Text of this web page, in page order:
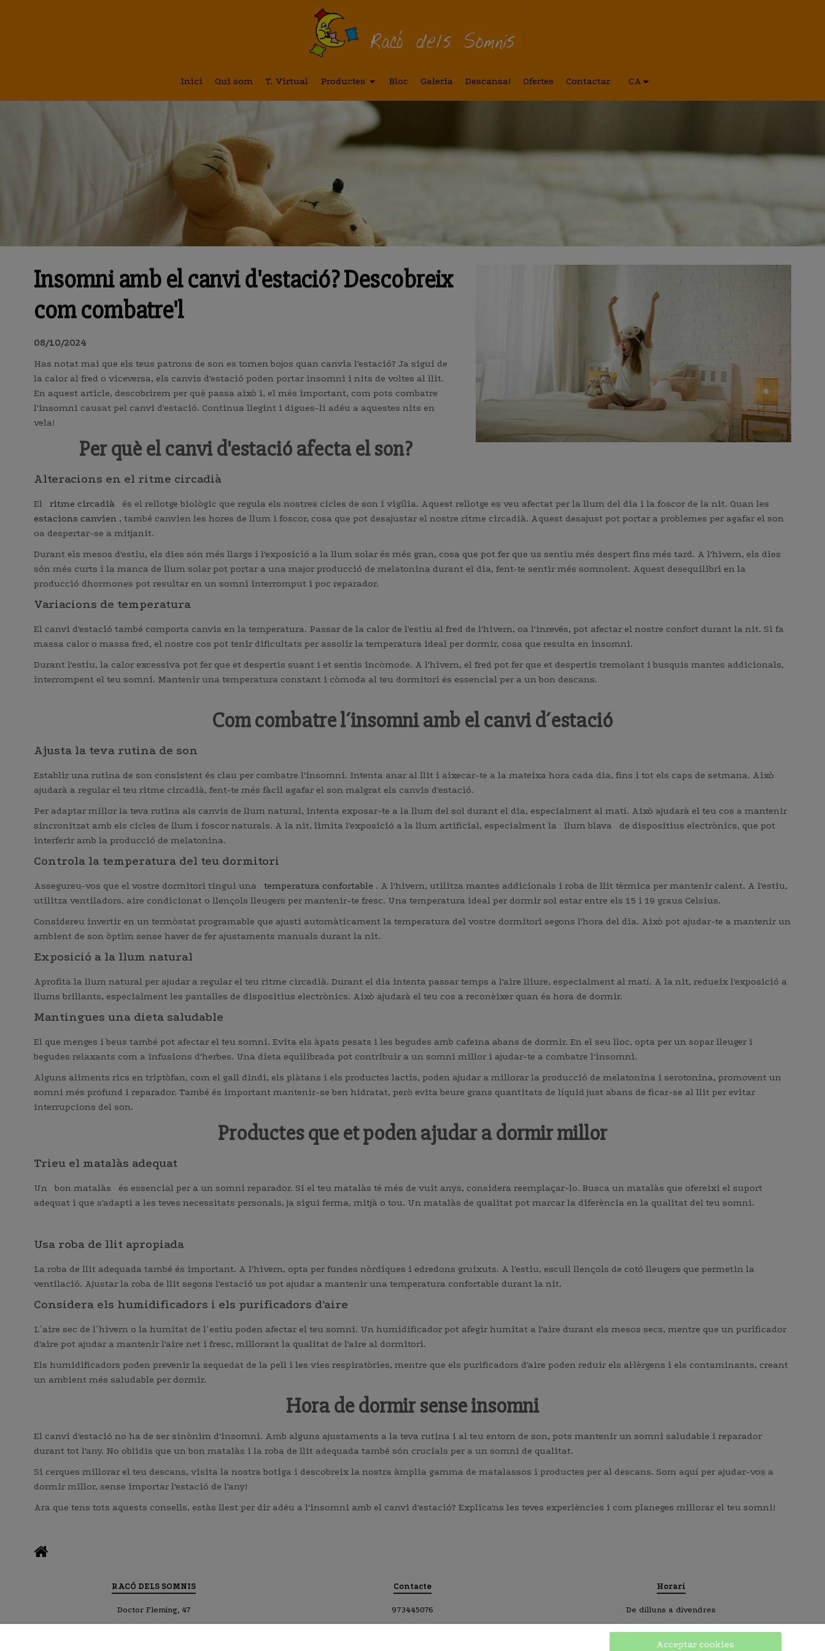
Inici Qui som T. Virtual Productes Bloc Galeria Descansa! Ofertes Contactar CA
Insomni amb el canvi d'estació? Descobreix
com combatre'l
08/10/2024
Has notat mai que els teus patrons de son es tornen bojos quan canvia l'estació? Ja sigui de
la calor al fred o viceversa, els canvis d'estació poden portar insomni i nits de voltes al llit.
En aquest article, descobrirem per què passa això i, el més important, com pots combatre
l'insomni causat pel canvi d'estació. Continua llegint i digues-li adéu a aquestes nits en
vela!
Per què el canvi d'estació afecta el son?
Alteracions en el ritme circadià
El ritme circadià
és el rellotge biològic que regula els nostres cicles de son i vigília. Aquest rellotge es veu afectat per la llum del dia i la foscor de la nit. Quan les
estacions canvien , també canvien les hores de llum i foscor, cosa que pot desajustar el nostre ritme circadià. Aquest desajust pot portar a problemes per agafar el son
oa despertar-se a mitjanit.
Durant els mesos d'estiu, els dies són més llargs i l'exposició a la llum solar és més gran, cosa que pot fer que us sentiu més despert fins més tard. A l'hivern, els dies
són més curts i la manca de llum solar pot portar a una major producció de melatonina durant el dia, fent-te sentir més somnolent. Aquest desequilibri en la
producció dhormones pot resultar en un somni interromput i poc reparador.
Variacions de temperatura
El canvi d'estació també comporta canvis en la temperatura. Passar de la calor de l'estiu al fred de l'hivern, oa l'inrevés, pot afectar el nostre confort durant la nit. Si fa
massa calor o massa fred, el nostre cos pot tenir dificultats per assolir la temperatura ideal per dormir, cosa que resulta en insomni.
Durant l'estiu, la calor excessiva pot fer que et despertis suant i et sentis incòmode. A l'hivern, el fred pot fer que et despertis tremolant i busquis mantes addicionals,
interrompent el teu somni. Mantenir una temperatura constant i còmoda al teu dormitori és essencial per a un bon descans.
Com combatre l´insomni amb el canvi d´estació
Ajusta la teva rutina de son
Establir una rutina de son consistent és clau per combatre l'insomni. Intenta anar al llit i aixecar-te a la mateixa hora cada dia, fins i tot els caps de setmana. Això
ajudarà a regular el teu ritme circadià, fent-te més fàcil agafar el son malgrat els canvis d'estació.
Per adaptar millor la teva rutina als canvis de llum natural, intenta exposar-te a la llum del sol durant el dia, especialment al matí. Això ajudarà el teu cos a mantenir
sincronitzat amb els cicles de llum i foscor naturals. A la nit, limita l'exposició a la llum artificial, especialment la
llum blava
de dispositius electrònics, que pot
interferir amb la producció de melatonina.
Controla la temperatura del teu dormitori
Assegureu-vos que el vostre dormitori tingui una temperatura confortable . A l'hivern, utilitza mantes addicionals i roba de llit tèrmica per mantenir calent. A l'estiu,
utilitza ventiladors, aire condicionat o llençols lleugers per mantenir-te fresc. Una temperatura ideal per dormir sol estar entre els 15 i 19 graus Celsius.
Considereu invertir en un termòstat programable que ajusti automàticament la temperatura del vostre dormitori segons l'hora del dia. Això pot ajudar-te a mantenir un
ambient de son òptim sense haver de fer ajustaments manuals durant la nit.
Exposició a la llum natural
Aprofita la llum natural per ajudar a regular el teu ritme circadià. Durant el dia intenta passar temps a l'aire lliure, especialment al matí. A la nit, redueix l'exposició a
llums brillants, especialment les pantalles de dispositius electrònics. Això ajudarà el teu cos a reconèixer quan és hora de dormir.
Mantingues una dieta saludable
El que menges i beus també pot afectar el teu somni. Evita els àpats pesats i les begudes amb cafeïna abans de dormir. En el seu lloc, opta per un sopar lleuger i
begudes relaxants com a infusions d'herbes. Una dieta equilibrada pot contribuir a un somni millor i ajudar-te a combatre l'insomni.
Alguns aliments rics en triptòfan, com el gall dindi, els plàtans i els productes lactis, poden ajudar a millorar la producció de melatonina i serotonina, promovent un
somni més profund i reparador. També és important mantenir-se ben hidratat, però evita beure grans quantitats de líquid just abans de ficar-se al llit per evitar
interrupcions del son.
Productes que et poden ajudar a dormir millor
Trieu el matalàs adequat
Un bon matalàs
és essencial per a un somni reparador. Si el teu matalàs té més de vuit anys, considera reemplaçar-lo. Busca un matalàs que ofereixi el suport
adequat i que s'adapti a les teves necessitats personals, ja sigui ferma, mitjà o tou. Un matalàs de qualitat pot marcar la diferència en la qualitat del teu somni.
Usa roba de llit apropiada
La roba de llit adequada també és important. A l'hivern, opta per fundes nòrdiques i edredons gruixuts. A l'estiu, escull llençols de cotó lleugers que permetin la
ventilació. Ajustar la roba de llit segons l'estació us pot ajudar a mantenir una temperatura confortable durant la nit.
Considera els humidificadors i els purificadors d'aire
L´aire sec de l´hivern o la humitat de l´estiu poden afectar el teu somni. Un humidificador pot afegir humitat a l'aire durant els mesos secs, mentre que un purificador
d'aire pot ajudar a mantenir l'aire net i fresc, millorant la qualitat de l'aire al dormitori.
Els humidificadors poden prevenir la sequedat de la pell i les vies respiratòries, mentre que els purificadors d'aire poden reduir els al·lèrgens i els contaminants, creant
un ambient més saludable per dormir.
Hora de dormir sense insomni
El canvi d'estació no ha de ser sinònim d'insomni. Amb alguns ajustaments a la teva rutina i al teu entorn de son, pots mantenir un somni saludable i reparador
durant tot l'any. No oblidis que un bon matalàs i la roba de llit adequada també són crucials per a un somni de qualitat.
Si cerques millorar el teu descans, visita la nostra botiga i descobreix la nostra àmplia gamma de matalassos i productes per al descans. Som aquí per ajudar-vos a
dormir millor, sense importar l'estació de l'any!
Ara que tens tots aquests consells, estàs llest per dir adéu a l'insomni amb el canvi d'estació? Explica'ns les teves experiències i com planeges millorar el teu somni!
RACÓ DELS SOMNIS
Doctor Fleming, 47
25600 Balaguer (Lleida)
Contacte
973445076
620968919
Horari
De dilluns a divendres
Mati 10:00h – 13:30h
Tarde 17:00h – 20:30h
Acceptar cookies